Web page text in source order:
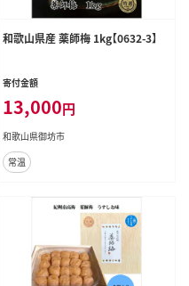
和歌山県産 薬師梅 1kg【0632-3】
寄付金額
13,000円
和歌山県御坊市
常温